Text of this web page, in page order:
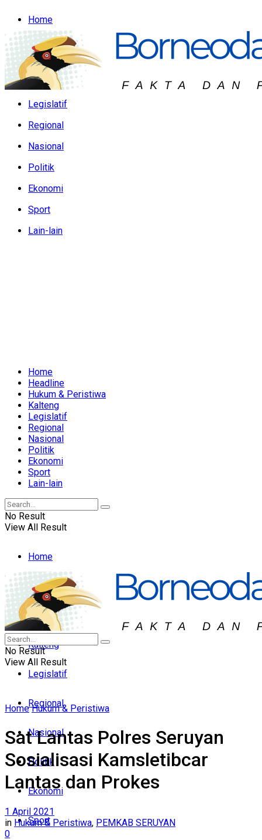
Home
Headline
Hukum & Peristiwa
Kalteng
Legislatif
Regional
Nasional
Politik
Ekonomi
Sport
Lain-lain
Home
Headline
Hukum & Peristiwa
Kalteng
Legislatif
Regional
Nasional
Politik
Ekonomi
Sport
Lain-lain
No Result
View All Result
Home
Headline
Hukum & Peristiwa
Kalteng
Legislatif
Regional
Nasional
Politik
Ekonomi
Sport
No Result
View All Result
Home Hukum & Peristiwa
Sat Lantas Polres Seruyan
Sosialisasi Kamsletibcar
Lantas dan Prokes
1 April 2021
in Hukum & Peristiwa, PEMKAB SERUYAN
0